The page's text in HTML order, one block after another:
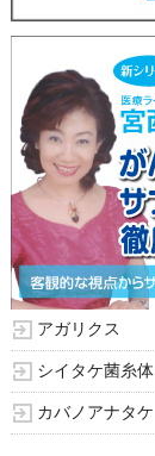
アガリクス
シイタケ菌糸体
カバノアナタケ